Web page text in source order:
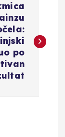
po